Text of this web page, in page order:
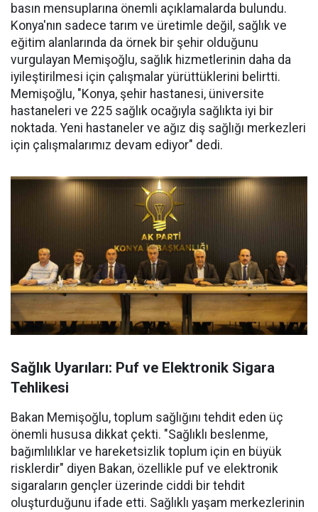
basın mensuplarına önemli açıklamalarda bulundu.
Konya'nın sadece tarım ve üretimle değil, sağlık ve
eğitim alanlarında da örnek bir şehir olduğunu
vurgulayan Memişoğlu, sağlık hizmetlerinin daha da
iyileştirilmesi için çalışmalar yürüttüklerini belirtti.
Memişoğlu, "Konya, şehir hastanesi, üniversite
hastaneleri ve 225 sağlık ocağıyla sağlıkta iyi bir
noktada. Yeni hastaneler ve ağız diş sağlığı merkezleri
için çalışmalarımız devam ediyor" dedi.
Sağlık Uyarıları: Puf ve Elektronik Sigara
Tehlikesi
Bakan Memişoğlu, toplum sağlığını tehdit eden üç
önemli hususa dikkat çekti. "Sağlıklı beslenme,
bağımlılıklar ve hareketsizlik toplum için en büyük
risklerdir" diyen Bakan, özellikle puf ve elektronik
sigaraların gençler üzerinde ciddi bir tehdit
oluşturduğunu ifade etti. Sağlıklı yaşam merkezlerinin